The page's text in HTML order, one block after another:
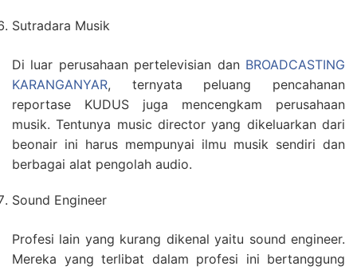
Sutradara Musik
Di luar perusahaan pertelevisian dan BROADCASTING
KARANGANYAR, ternyata peluang pencahanan
reportase KUDUS juga mencengkam perusahaan
musik. Tentunya music director yang dikeluarkan dari
beonair ini harus mempunyai ilmu musik sendiri dan
berbagai alat pengolah audio.
Sound Engineer
Profesi lain yang kurang dikenal yaitu sound engineer.
Mereka yang terlibat dalam profesi ini bertanggung